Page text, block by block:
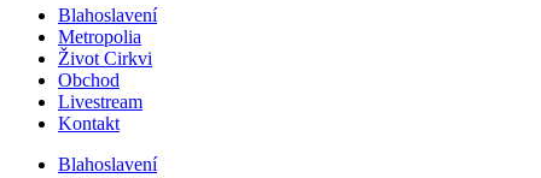
Blahoslavení
Metropolia
Život Cirkvi
Obchod
Livestream
Kontakt
Blahoslavení